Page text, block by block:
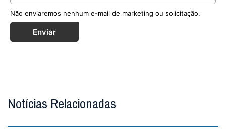
Não enviaremos nenhum e-mail de marketing ou solicitação.
Enviar
Notícias Relacionadas